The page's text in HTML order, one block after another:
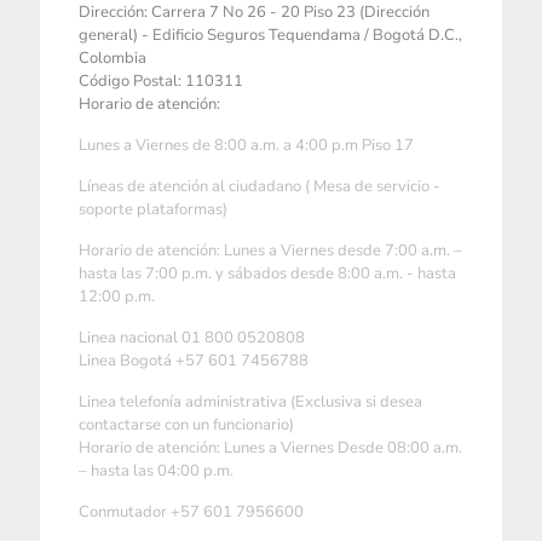
Dirección: Carrera 7 No 26 - 20 Piso 23 (Dirección
general) - Edificio Seguros Tequendama / Bogotá D.C.,
Colombia
Código Postal: 110311
Horario de atención:
Lunes a Viernes de 8:00 a.m. a 4:00 p.m Piso 17
Líneas de atención al ciudadano ( Mesa de servicio -
soporte plataformas)
Horario de atención: Lunes a Viernes desde 7:00 a.m. –
hasta las 7:00 p.m. y sábados desde 8:00 a.m. - hasta
12:00 p.m.
Linea nacional 01 800 0520808
Linea Bogotá +57 601 7456788
Linea telefonía administrativa (Exclusiva si desea
contactarse con un funcionario)
Horario de atención: Lunes a Viernes Desde 08:00 a.m.
– hasta las 04:00 p.m.
Conmutador +57 601 7956600